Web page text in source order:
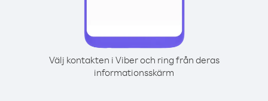
Välj kontakten i Viber och ring från deras
informationsskärm